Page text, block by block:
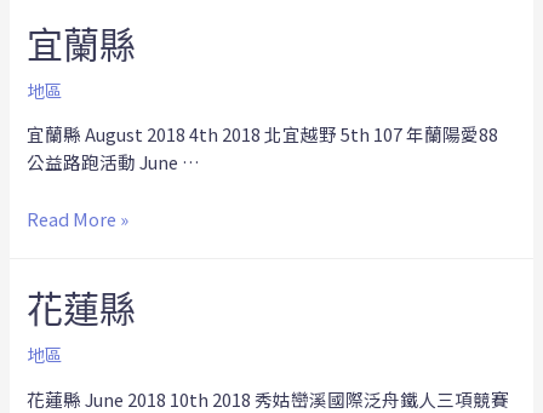
宜蘭縣
地區
宜蘭縣 August 2018 4th 2018 北宜越野 5th 107 年蘭陽愛88
公益路跑活動 June …
Read More »
花蓮縣
地區
花蓮縣 June 2018 10th 2018 秀姑巒溪國際泛舟鐵人三項競賽